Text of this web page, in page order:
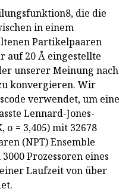
die die
in einem
Partikelpaaren
auf 20 Å eingestellte
unserer Meinung nach
konvergieren. Wir
verwendet, um eine
Lennard-Jones-
σ = 3,405) mit 32678
(NPT) Ensemble
Prozessoren eines
Laufzeit von über